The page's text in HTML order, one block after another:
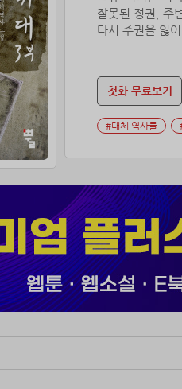
잘못된 정권, 주
다시 주권을 잃
『간도진위대』
미래의 을사년
잘못된 역사를
우린 대한제국
배달의 자손이다!
첫화 무료보기
#대체 역사물